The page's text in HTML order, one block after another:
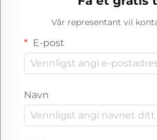
Vår representant vil
E-post
Navn